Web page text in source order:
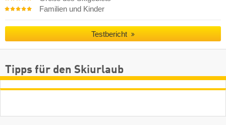
Familien und Kinder
Testbericht
Tipps für den Skiurlaub